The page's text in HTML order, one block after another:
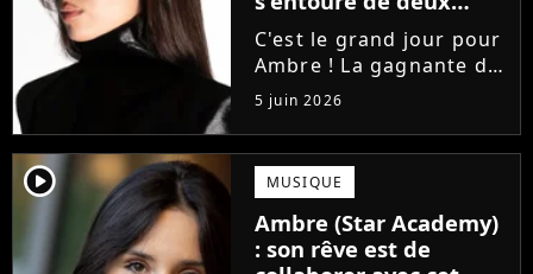
proches de Slimane
C'est le grand jour pour
Ambre ! La gagnante de
la Star Academy fait ses
premiers pas dans
l'industrie en publiant
J'me demande, un
premier single que la
chanteuse a
confectionné avec...
5 juin 2026
player2 MUSIQUE
Ambre (Star Academy)
: son rêve est de